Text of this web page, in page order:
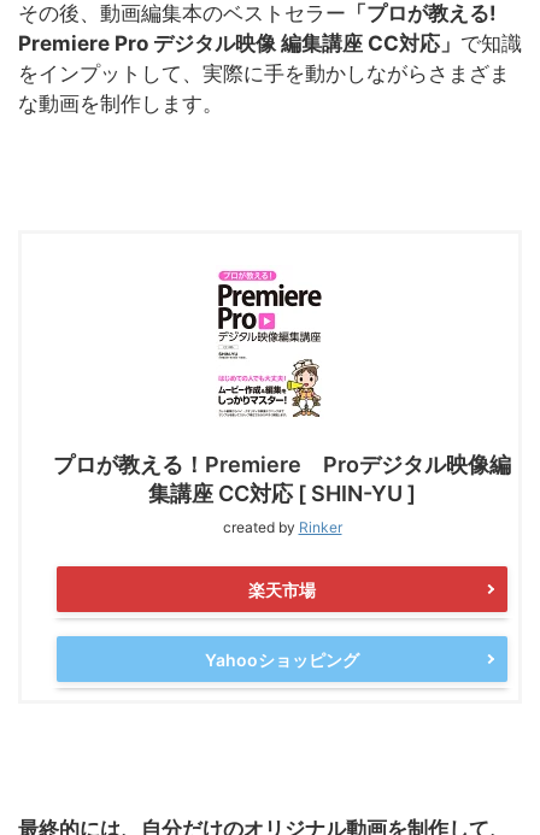
その後、動画編集本のベストセラー 「プロが教える!
Premiere Pro デジタル映像 編集講座 CC対応」 で知識
をインプットして、実際に手を動かしながらさまざま
な動画を制作します。
プロが教える！Premiere Proデジタル映像編
集講座 CC対応 [ SHIN-YU ]
created by Rinker
楽天市場
Yahooショッピング
最終的には、自分だけのオリジナル動画を制作して、